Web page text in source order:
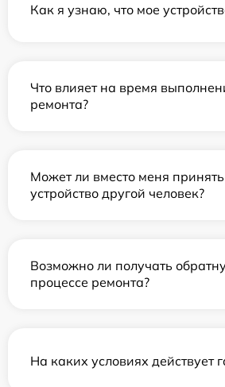
Как я узнаю, что мое
Что влияет на время
ремонта?
Может ли вместо меня принять
устройство другой человек?
Возможно ли получать
процессе ремонта?
На каких условиях действует